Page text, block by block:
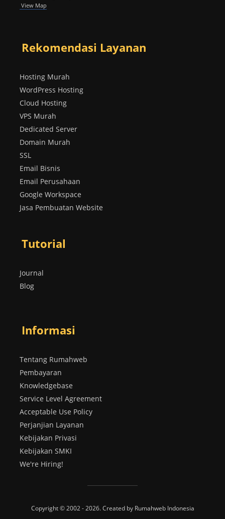
View Map
Rekomendasi Layanan
Hosting Murah
WordPress Hosting
Cloud Hosting
VPS Murah
Dedicated Server
Domain Murah
SSL
Email Bisnis
Email Perusahaan
Google Workspace
Jasa Pembuatan Website
Tutorial
Journal
Blog
Informasi
Tentang Rumahweb
Pembayaran
Knowledgebase
Service Level Agreement
Acceptable Use Policy
Perjanjian Layanan
Kebijakan Privasi
Kebijakan SMKI
We're Hiring!
Copyright © 2002 - 2026. Created by Rumahweb Indonesia